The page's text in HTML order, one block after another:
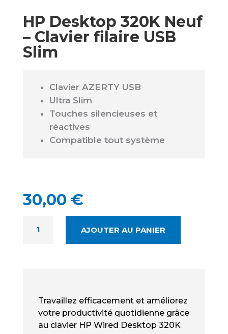
HP Desktop 320K Neuf
– Clavier filaire USB
Slim
Clavier AZERTY USB
Ultra Slim
Touches silencieuses et
réactives
Compatible tout système
30,00 €
CLAVIER
FILAIRE
AJOUTER AU PANIER
Travaillez efficacement et améliorez
votre productivité quotidienne grâce
au clavier HP Wired Desktop 320K